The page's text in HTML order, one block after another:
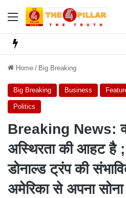
Menu
Home / Big Breaking
Big Breaking Business
Politics
Breaking News:
अस्थिरता की आहट है ;
डोनाल्ड ट्रंप की
अमेरिका से अपना सोना